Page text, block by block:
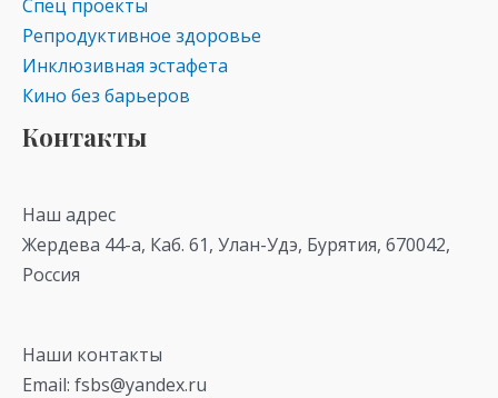
Спец проекты
Репродуктивное здоровье
Инклюзивная эстафета
Кино без барьеров
Контакты
Наш адрес
Жердева 44-а, Каб. 61, Улан-Удэ, Бурятия, 670042,
Россия
Наши контакты
Email: fsbs@yandex.ru